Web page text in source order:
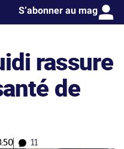
S’abonner au mag
rassure
de
11